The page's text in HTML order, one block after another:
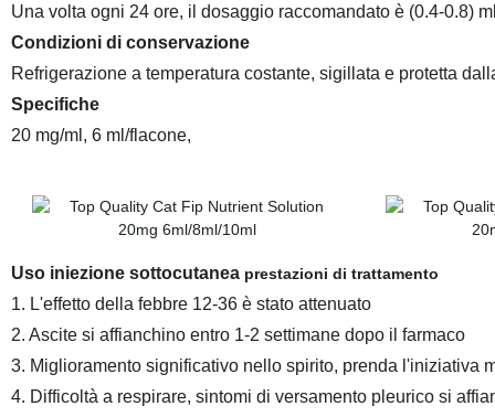
Una volta ogni 24 ore, il dosaggio raccomandato è (0.4-0.8)
Condizioni di conservazione
Refrigerazione a temperatura costante, sigillata e protetta
Specifiche
20 mg/ml, 6 ml/flacone,
Uso iniezione sottocutaneaprestazioni di trattamento
1. L'effetto della febbre 12-36 è stato attenuato
2. Ascite si affianchino entro 1-2 settimane dopo il farmaco
3. Miglioramento significativo nello spirito, prenda l'iniziativa
4. Difficoltà a respirare, sintomi di versamento pleurico si